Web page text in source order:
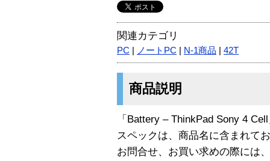
関連カテゴリ
PC ノートPC N-1商品 42T
商品説明
「Battery – ThinkPad Sony 4
スペックは、商品名に含まれて
お問合せ、お買い求めの際には